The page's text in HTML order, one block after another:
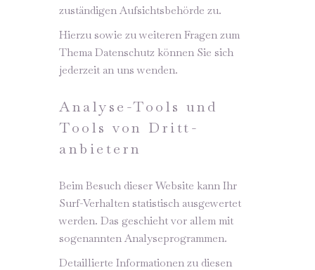
zuständigen Aufsichtsbehörde zu.
Hierzu sowie zu weiteren Fragen zum
Thema Datenschutz können Sie sich
jederzeit an uns wenden.
Analyse-Tools und
Tools von Dritt­
anbietern
Beim Besuch dieser Website kann Ihr
Surf-Verhalten statistisch ausgewertet
werden. Das geschieht vor allem mit
sogenannten Analyseprogrammen.
Detaillierte Informationen zu diesen